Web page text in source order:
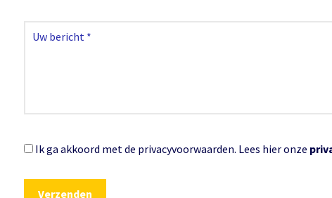
Ik ga akkoord met de privacyvoorwaarden. Lees hier onze